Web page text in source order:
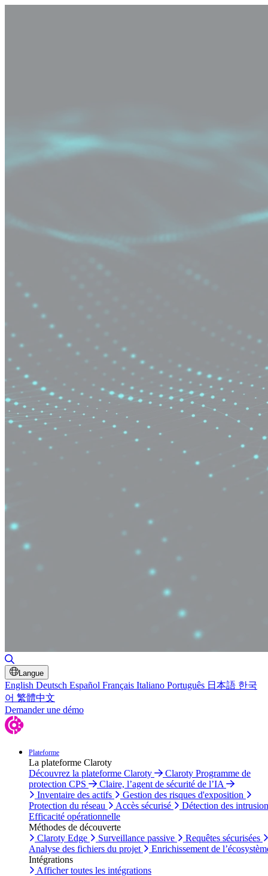
Langue
English Deutsch Español Français Italiano Português 日本語 한국
어 繁體中文
Demander une démo
Plateforme
La plateforme Claroty
Découvrez la plateforme Claroty
Claroty Programme de
protection CPS
Claire, l’agent de sécurité de l’IA
Inventaire des actifs
Gestion des risques d'exposition
Protection du réseau
Accès sécurisé
Détection des
Efficacité opérationnelle
Méthodes de découverte
Claroty Edge
Surveillance passive
Requêtes sécurisées
Analyse des fichiers du projet
Enrichissement de
Intégrations
Afficher toutes les intégrations